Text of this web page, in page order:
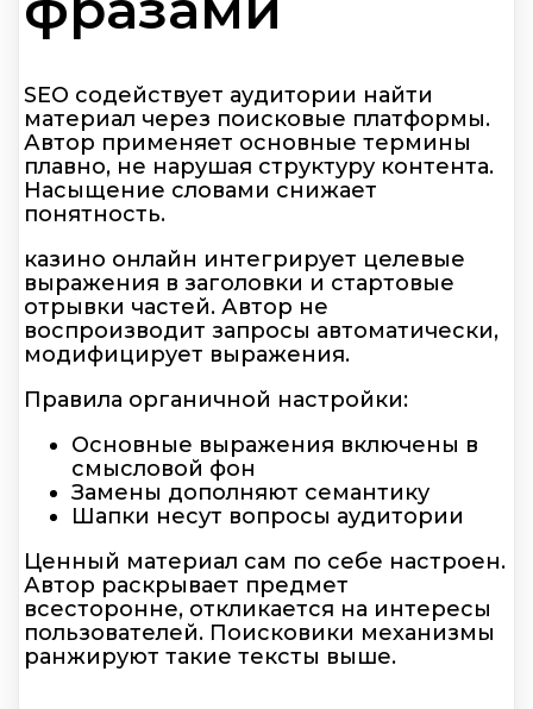
SEO содействует аудитории найти
материал через поисковые платформы.
Автор применяет основные термины
плавно, не нарушая структуру контента.
Насыщение словами снижает
понятность.
казино онлайн интегрирует целевые
выражения в заголовки и стартовые
отрывки частей. Автор не
воспроизводит запросы автоматически,
модифицирует выражения.
Правила органичной настройки:
Основные выражения включены в
смысловой фон
Замены дополняют семантику
Шапки несут вопросы аудитории
Ценный материал сам по себе настроен.
Автор раскрывает предмет
всесторонне, откликается на интересы
пользователей. Поисковики механизмы
ранжируют такие тексты выше.